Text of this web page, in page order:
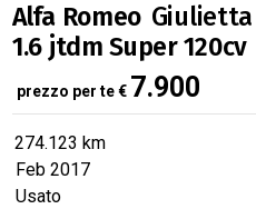
Alfa Romeo Giulietta
1.6 jtdm Super 120cv
prezzo per te€ 7.900
274.123 km
Feb 2017
Usato